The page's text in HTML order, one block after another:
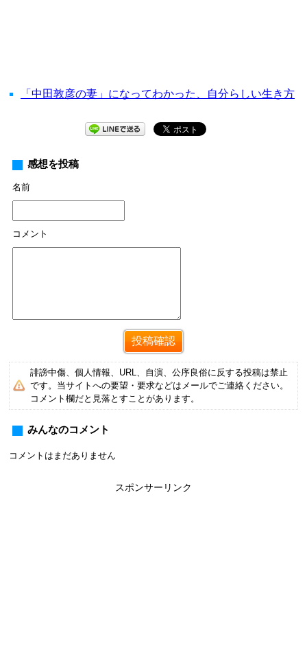
「中田敦彦の妻」になってわかった、自分らしい生き方
感想を投稿
名前
コメント
誹謗中傷、個人情報、URL、自演、公序良俗に反する投稿は禁止
です。当サイトへの要望・要求などはメールでご連絡ください。
コメント欄だと見落とすことがあります。
みんなのコメント
コメントはまだありません
スポンサーリンク